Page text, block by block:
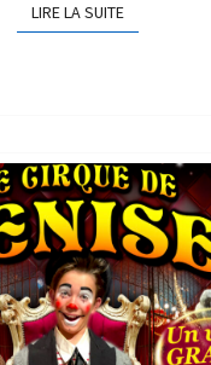
LIRE LA SUITE